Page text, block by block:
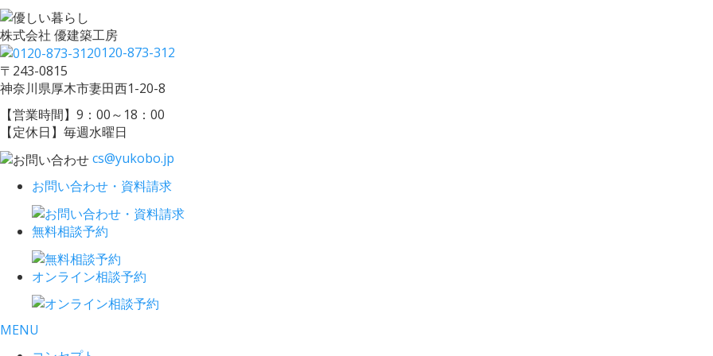
株式会社 優建築工房
0120-873-312
〒243-0815
神奈川県厚木市妻田西1-20-8
【営業時間】9：00～18：00
【定休日】毎週水曜日
cs@yukobo.jp
お問い合わせ・資料請求
無料相談予約
オンライン相談予約
MENU